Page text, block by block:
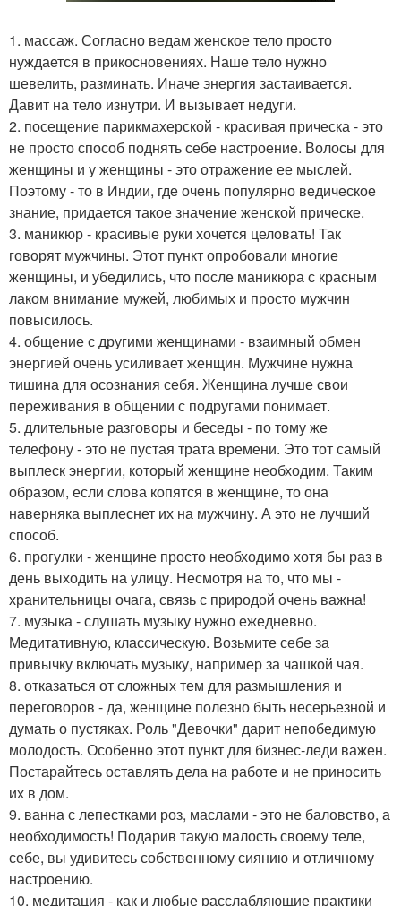
1. массаж. Согласно ведам женское тело просто
нуждается в прикосновениях. Наше тело нужно
шевелить, разминать. Иначе энергия застаивается.
Давит на тело изнутри. И вызывает недуги.
2. посещение парикмахерской - красивая прическа - это
не просто способ поднять себе настроение. Волосы для
женщины и у женщины - это отражение ее мыслей.
Поэтому - то в Индии, где очень популярно ведическое
знание, придается такое значение женской прическе.
3. маникюр - красивые руки хочется целовать! Так
говорят мужчины. Этот пункт опробовали многие
женщины, и убедились, что после маникюра с красным
лаком внимание мужей, любимых и просто мужчин
повысилось.
4. общение с другими женщинами - взаимный обмен
энергией очень усиливает женщин. Мужчине нужна
тишина для осознания себя. Женщина лучше свои
переживания в общении с подругами понимает.
5. длительные разговоры и беседы - по тому же
телефону - это не пустая трата времени. Это тот самый
выплеск энергии, который женщине необходим. Таким
образом, если слова копятся в женщине, то она
наверняка выплеснет их на мужчину. А это не лучший
способ.
6. прогулки - женщине просто необходимо хотя бы раз в
день выходить на улицу. Несмотря на то, что мы -
хранительницы очага, связь с природой очень важна!
7. музыка - слушать музыку нужно ежедневно.
Медитативную, классическую. Возьмите себе за
привычку включать музыку, например за чашкой чая.
8. отказаться от сложных тем для размышления и
переговоров - да, женщине полезно быть несерьезной и
думать о пустяках. Роль "Девочки" дарит непобедимую
молодость. Особенно этот пункт для бизнес-леди важен.
Постарайтесь оставлять дела на работе и не приносить
их в дом.
9. ванна с лепестками роз, маслами - это не баловство, а
необходимость! Подарив такую малость своему теле,
себе, вы удивитесь собственному сиянию и отличному
настроению.
10. медитация - как и любые расслабляющие практики